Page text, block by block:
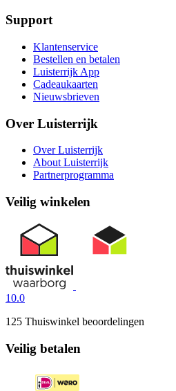
Support
Klantenservice
Bestellen en betalen
Luisterrijk App
Cadeaukaarten
Nieuwsbrieven
Over Luisterrijk
Over Luisterrijk
About Luisterrijk
Partnerprogramma
Veilig winkelen
10.0
125 Thuiswinkel beoordelingen
Veilig betalen